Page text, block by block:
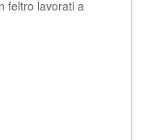
feltro lavorati a